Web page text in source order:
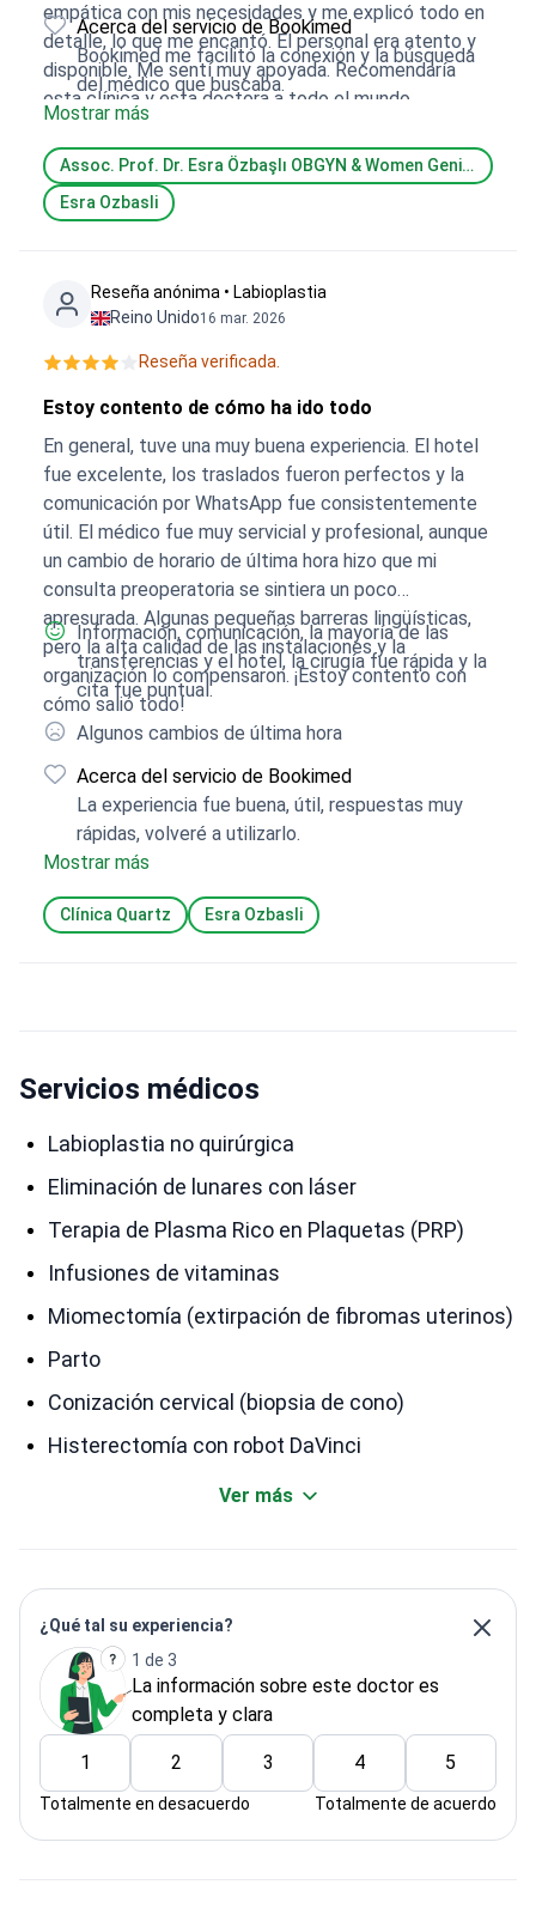
empática con mis necesidades y me explicó todo en
detalle, lo que me encantó. El personal era atento y
disponible. Me sentí muy apoyada. Recomendaría
esta clínica y esta doctora a todo el mundo.
Acerca del servicio de Bookimed
Bookimed me facilitó la conexión y la búsqueda
del médico que buscaba.
Mostrar más
Assoc. Prof. Dr. Esra Özbaşlı OBGYN & Women Genital Aesthetics
Esra Ozbasli
Reseña anónima • Labioplastia
Reino Unido16 mar. 2026
Reseña verificada.
Estoy contento de cómo ha ido todo
En general, tuve una muy buena experiencia. El hotel
fue excelente, los traslados fueron perfectos y la
comunicación por WhatsApp fue consistentemente
útil. El médico fue muy servicial y profesional, aunque
un cambio de horario de última hora hizo que mi
consulta preoperatoria se sintiera un poco
apresurada. Algunas pequeñas barreras lingüísticas,
pero la alta calidad de las instalaciones y la
organización lo compensaron. ¡Estoy contento con
cómo salió todo!
Información, comunicación, la mayoría de las
transferencias y el hotel, la cirugía fue rápida y la
cita fue puntual.
Algunos cambios de última hora
Acerca del servicio de Bookimed
La experiencia fue buena, útil, respuestas muy
rápidas, volveré a utilizarlo.
Mostrar más
Clínica Quartz Esra Ozbasli
Servicios médicos
Labioplastia no quirúrgica
Eliminación de lunares con láser
Terapia de Plasma Rico en Plaquetas (PRP)
Infusiones de vitaminas
Miomectomía (extirpación de fibromas uterinos)
Parto
Conización cervical (biopsia de cono)
Histerectomía con robot DaVinci
Ver más
¿Qué tal su experiencia?
1 de 3
La información sobre este doctor es
completa y clara
1 2 3 4 5
Totalmente en desacuerdo Totalmente de acuerdo